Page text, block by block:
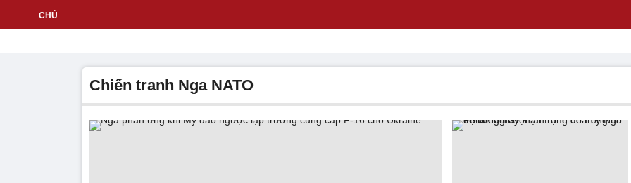
chiến tranh Nga NATO